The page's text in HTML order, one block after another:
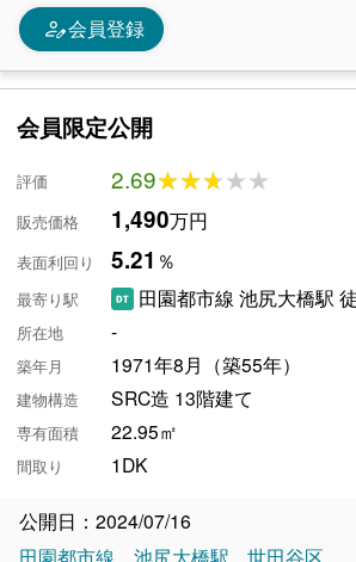
person_edit会員登録
会員限定公開
評価 2.69★★★★★
★★★★★
販売価格 1,490万円
表面利回り 5.21 ％
最寄り駅 田園都市線 池尻大橋駅
所在地 -
築年月 1971年8月（築55年）
建物構造 SRC造 13階建て
専有面積 22.95㎡
間取り 1DK
公開日：2024/07/16
田園都市線
池尻大橋駅 世田谷区